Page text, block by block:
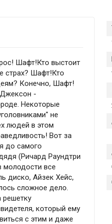
Шафт!Кто выстоит
страх? Шафт!Кто
Конечно, Шафт!
-
Некоторые
не
людей в этом
Вот за
до самого
(Ричард Раундтри
молодости все
диско, Айзек Хейс,
сложное дело.
решетку
который ему
с этим и даже